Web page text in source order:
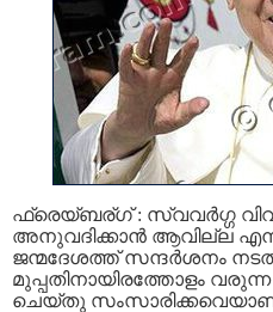
ഫ്രെയ്ബര്ഗ് : സ്വവര്‍ഗ്ഗ
അനുവദിക്കാന്‍ ആവില്ല എന്ന്
ജന്മദേശത്ത് സന്ദര്‍ശനം
മുപ്പതിനായിരത്തോളം
ചെയ്തു